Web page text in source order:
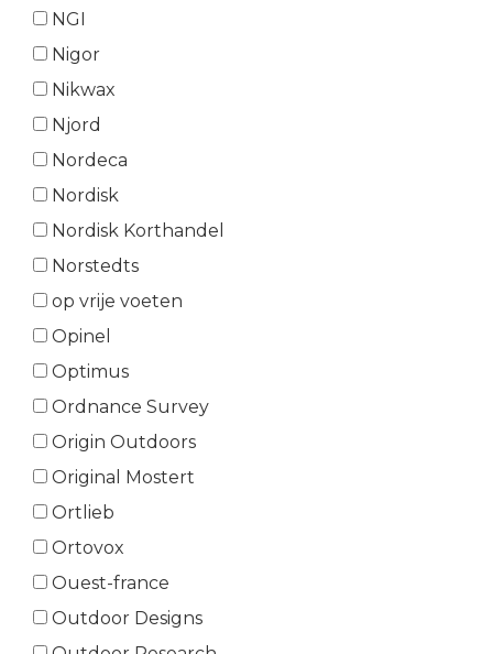
NGI
Nigor
Nikwax
Njord
Nordeca
Nordisk
Nordisk Korthandel
Norstedts
op vrije voeten
Opinel
Optimus
Ordnance Survey
Origin Outdoors
Original Mostert
Ortlieb
Ortovox
Ouest-france
Outdoor Designs